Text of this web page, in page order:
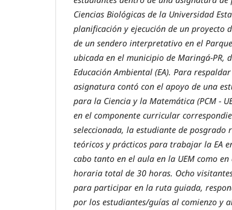
Ciencias Biológicas de la Universidad
planificación y ejecución de un proyecto
de un sendero interpretativo en el
ubicada en el municipio de Maringá-PR,
Educación Ambiental (EA). Para
asignatura contó con el apoyo de una
para la Ciencia y la Matemática (PCM -
en el componente curricular
seleccionada, la estudiante de
teóricos y prácticos para trabajar la EA
cabo tanto en el aula en la UEM como
horaria total de 30 horas. Ocho
para participar en la ruta guiada,
por los estudiantes/guías al comienzo y